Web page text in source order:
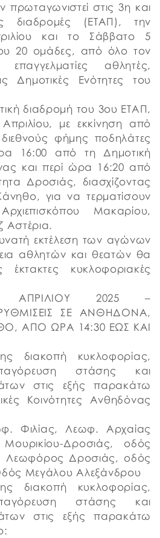
στις 3η και
διαδρομές (ΕΤΑΠ), την
και το Σάββατο 5
20 ομάδες, από όλο τον
αθλητές,
Δημοτικές Ενότητες του
διαδρομή του 3ου ΕΤΑΠ,
με εκκίνηση από
φήμης ποδηλάτες
16:00 από τη Δημοτική
και περί ώρα 16:20 από
Δροσιάς, διασχίζοντας
για να τερματίσουν
Μακαρίου,
εκτέλεση των αγώνων
αθλητών και θεατών θα
κυκλοφοριακές
ΑΠΡΙΛΙΟΥ 2025 –
ΣΕ ΑΝΘΗΔΟΝΑ,
ΑΠΟ ΩΡΑ 14:30 ΕΩΣ ΚΑΙ
διακοπή κυκλοφορίας,
στάσης και
στις εξής παρακάτω
Κοινότητες Ανθηδόνας
Φιλίας, Λεωφ. Αρχαίας
Δροσιάς, οδός
Λεωφόρος Δροσιάς, οδός
Μεγάλου Αλεξάνδρου
διακοπή κυκλοφορίας,
στάσης και
στις εξής παρακάτω